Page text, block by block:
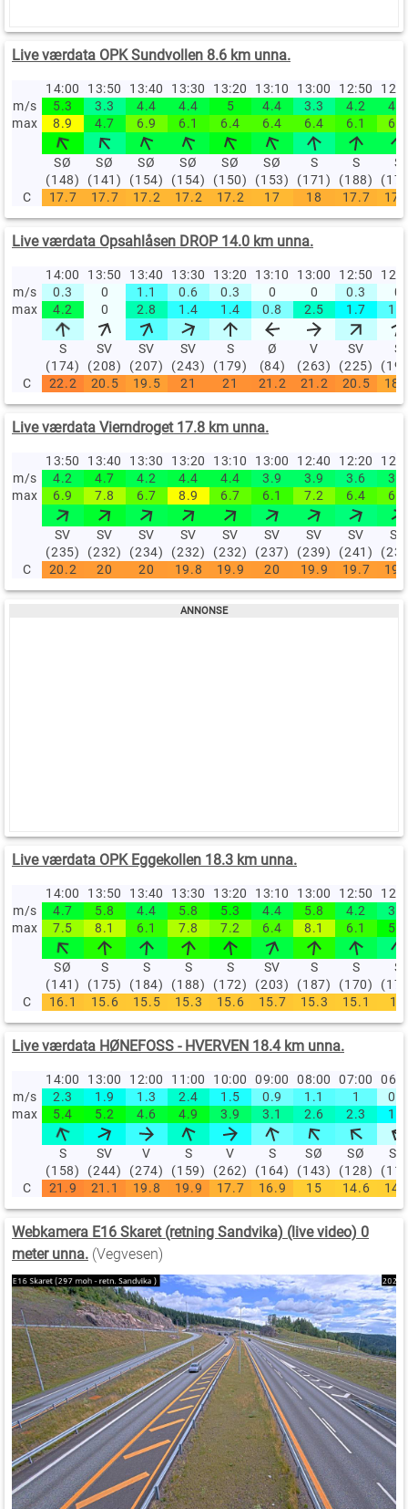
Live værdata OPK Sundvollen 8.6 km unna.
14:00 13:50 13:40 13:30 13:20 13:10 13:00 12:50
m/s
5.3 3.3 4.4 4.4 5 4.4 3.3 4.2
4.2
max
8.9 4.7 6.9 6.1 6.4 6.4 6.4 6.1 6.9
SØ
(148)
SØ
(141)
SØ
(154)
SØ
(154)
SØ
(150)
SØ
(153)
S
(171)
S
(188)
S
C
17.7 17.7 17.2 17.2 17.2 17 18 17.7
Live værdata Opsahlåsen DROP 14.0 km unna.
14:00 13:50 13:40 13:30 13:20 13:10 13:00 12:50
m/s
0.3 0 1.1 0.6 0.3 0 0 0.3
0
max
4.2 0 2.8 1.4 1.4 0.8 2.5 1.7 1.1
S
(174)
SV
(208)
SV
(207)
SV
(243)
S
(179)
Ø
(84)
V
(263)
SV
(225)
S
C
22.2 20.5 19.5 21 21 21.2 21.2 20.5
Live værdata Vierndroget 17.8 km unna.
13:50 13:40 13:30 13:20 13:10 13:00 12:40 12:20
m/s
4.2 4.7 4.2 4.4 4.4 3.9 3.9 3.6
3.9
max
6.9 7.8 6.7 8.9 6.7 6.1 7.2 6.4 6.7
SV
(235)
SV
(232)
SV
(234)
SV
(232)
SV
(232)
SV
(237)
SV
(239)
SV
(241)
SV
C
20.2 20 20 19.8 19.9 20 19.9 19.7
Live værdata OPK Eggekollen 18.3 km unna.
14:00 13:50 13:40 13:30 13:20 13:10 13:00 12:50
m/s
4.7 5.8 4.4 5.8 5.3 4.4 5.8 4.2
3.6
max
7.5 8.1 6.1 7.8 7.2 6.4 8.1 6.1 5.3
SØ
(141)
S
(175)
S
(184)
S
(188)
S
(172)
SV
(203)
S
(187)
S
(170)
S
C
16.1 15.6 15.5 15.3 15.6 15.7 15.3 15.1 15
Live værdata HØNEFOSS - HVERVEN 18.4 km unna.
14:00 13:00 12:00 11:00 10:00 09:00 08:00 07:00
m/s
2.3 1.9 1.3 2.4 1.5 0.9 1.1 1
0.3
max
5.4 5.2 4.6 4.9 3.9 3.1 2.6 2.3 1.7
S
(158)
SV
(244)
V
(274)
S
(159)
V
(262)
S
(164)
SØ
(143)
SØ
(128)
SØ
C
21.9 21.1 19.8 19.9 17.7 16.9 15 14.6
Webkamera E16 Skaret (retning Sandvika) (live video) 0
meter unna. (Vegvesen)